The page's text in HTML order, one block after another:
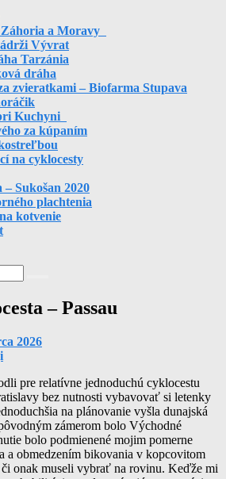
a Moravy
Vývrat
Tarzánia
dráha
zvieratkami – Biofarma Stupava
Kuchyni
za kúpaním
na cyklocesty
– Sukošan 2020
plachtenia
kotvenie
– Passau
2026
pre relatívne jednoduchú cyklocestu
bez nutnosti vybavovať si letenky
na plánovanie vyšla dunajská
zámerom bolo Východné
bolo podmienené mojim pomerne
a obmedzením bikovania v kopcovitom
či onak museli vybrať na rovinu. Keďže mi